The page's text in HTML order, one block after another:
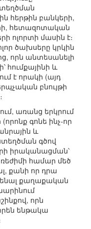
հերթին բանկերի,
հետազոտական
ոլորտի մասին է։
ծախսերը կրկին
որն անտեսանելի
հումքայինի և
է որակի (այդ
բնույթի
առանց երկրում
գոնե ինչ-որ
և
գծով
իրականացման՝
համար մեծ
քանի որ դրա
քաղաքական
որն
ենթակա